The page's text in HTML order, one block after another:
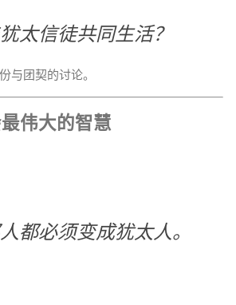
太信徒共同生活？
与团契的讨论。
伟大的智慧
都必须变成犹太人。